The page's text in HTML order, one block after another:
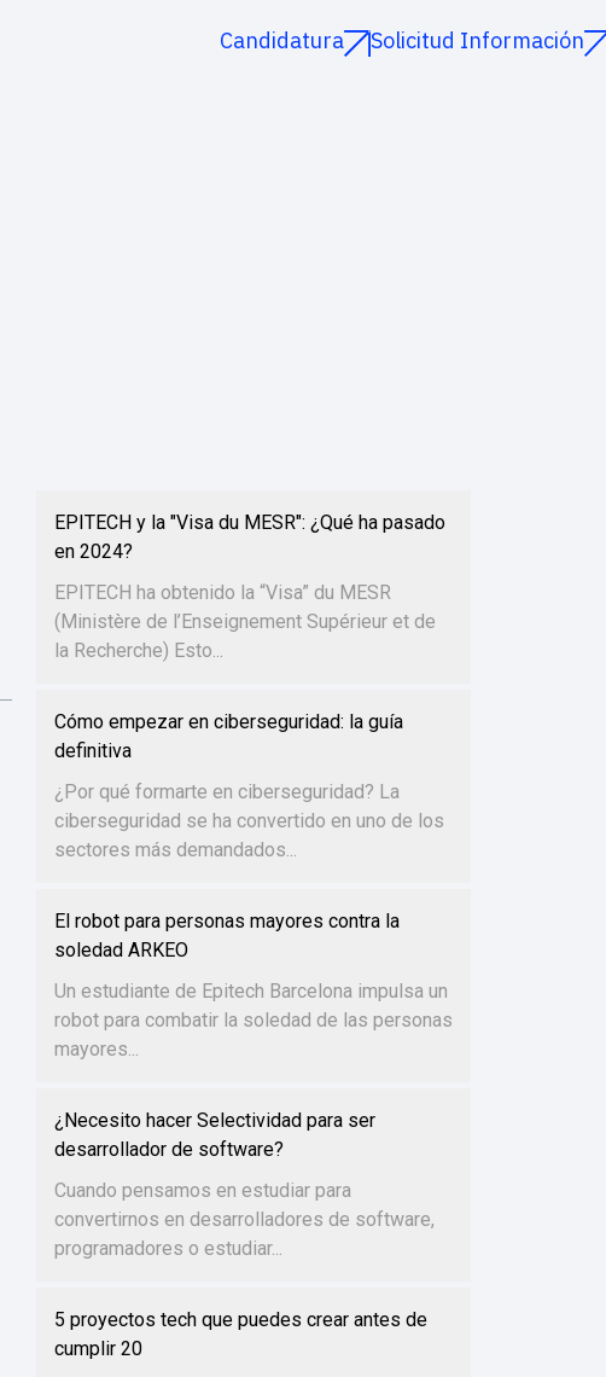
Candidatura Solicitud Información
EPITECH y la "Visa du MESR": ¿Qué ha pasado
en 2024?
EPITECH ha obtenido la “Visa” du MESR
(Ministère de l’Enseignement Supérieur et de
la Recherche) Esto...
Cómo empezar en ciberseguridad: la guía
definitiva
¿Por qué formarte en ciberseguridad? La
ciberseguridad se ha convertido en uno de los
sectores más demandados...
El robot para personas mayores contra la
soledad ARKEO
Un estudiante de Epitech Barcelona impulsa un
robot para combatir la soledad de las personas
mayores...
¿Necesito hacer Selectividad para ser
desarrollador de software?
Cuando pensamos en estudiar para
convertirnos en desarrolladores de software,
programadores o estudiar...
5 proyectos tech que puedes crear antes de
cumplir 20